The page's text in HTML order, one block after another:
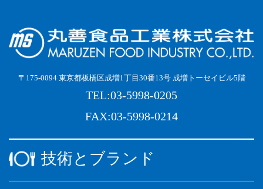
〒175-0094 東京都板橋区成増1丁目30番13号 成増トーセイビル5階
TEL:03-5998-0205
FAX:03-5998-0214
技術とブランド